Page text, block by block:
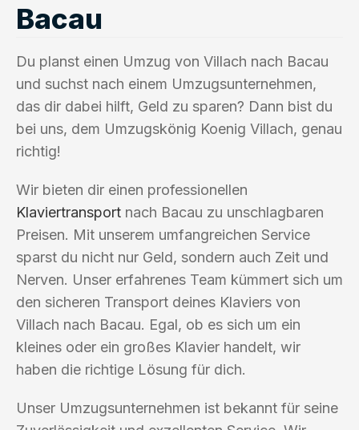
Bacau
Du planst einen Umzug von Villach nach Bacau
und suchst nach einem Umzugsunternehmen,
das dir dabei hilft, Geld zu sparen? Dann bist du
bei uns, dem Umzugskönig Koenig Villach, genau
richtig!
Wir bieten dir einen professionellen
Klaviertransport nach Bacau zu unschlagbaren
Preisen. Mit unserem umfangreichen Service
sparst du nicht nur Geld, sondern auch Zeit und
Nerven. Unser erfahrenes Team kümmert sich um
den sicheren Transport deines Klaviers von
Villach nach Bacau. Egal, ob es sich um ein
kleines oder ein großes Klavier handelt, wir
haben die richtige Lösung für dich.
Unser Umzugsunternehmen ist bekannt für seine